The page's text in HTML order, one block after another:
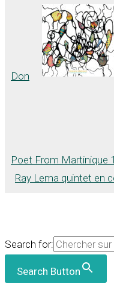
Don
Poet From Martinique
Ray Lema quintet en
Search for:
Search Button